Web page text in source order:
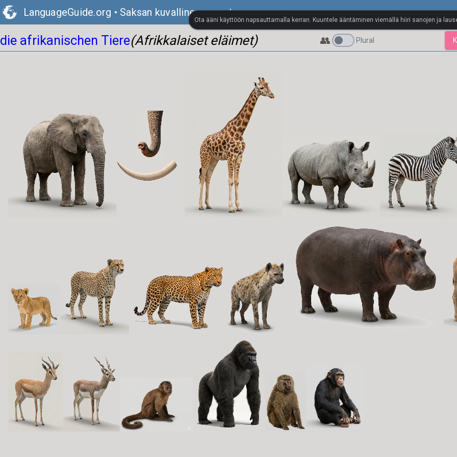
LanguageGuide.org • Saksan kuvallinen sanasto
die afrikanischen Tiere(Afrikkalaiset eläimet) 👥 Plural
Ota ääni käyttöön napsauttamalla kerran. Kuuntele ääntäminen viemällä hiiri sanojen ja